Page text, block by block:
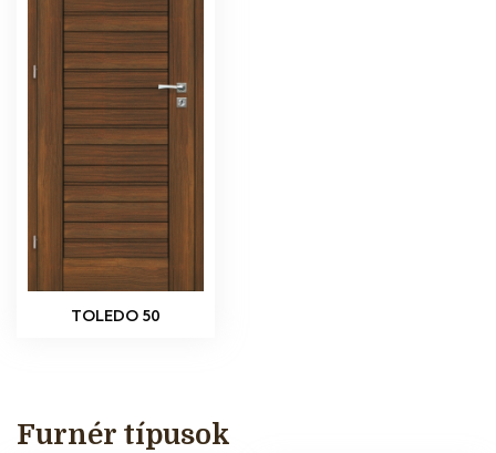
TOLEDO 50
Furnér típusok